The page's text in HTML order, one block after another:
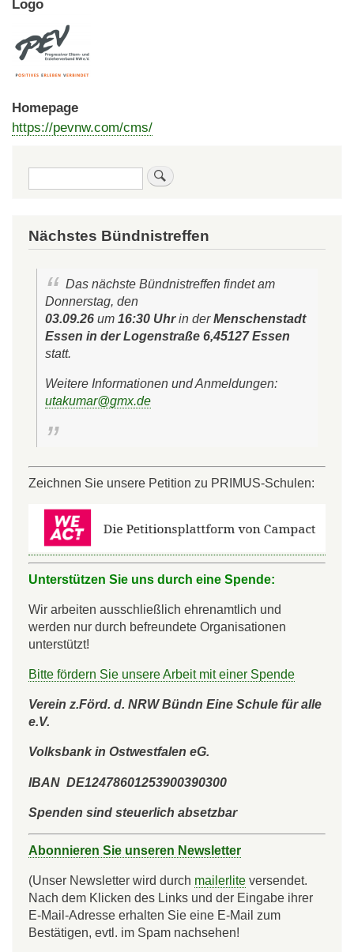
Logo
Homepage
https://pevnw.com/cms/
Nächstes Bündnistreffen
Das nächste Bündnistreffen findet am
Donnerstag, den
03.09.26 um 16:30 Uhrin derMenschenstadt
Essen in der Logenstraße 6,45127 Essen
statt.
Weitere Informationen und Anmeldungen:
utakumar@gmx.de
Zeichnen Sie unsere Petition zu PRIMUS-Schulen:
Unterstützen Sie uns durch eine Spende:
Wir arbeiten ausschließlich ehrenamtlich und
werden nur durch befreundete Organisationen
unterstützt!
Bitte fördern Sie unsere Arbeit mit einer Spende
Verein z.Förd. d. NRW Bündn Eine Schule für alle
e.V.
Volksbank in Ostwestfalen eG.
IBAN DE12478601253900390300
Spenden sind steuerlich absetzbar
Abonnieren Sie unseren Newsletter
(Unser Newsletter wird durch mailerlite versendet.
Nach dem Klicken des Links und der Eingabe ihrer
E-Mail-Adresse erhalten Sie eine E-Mail zum
Bestätigen, evtl. im Spam nachsehen!